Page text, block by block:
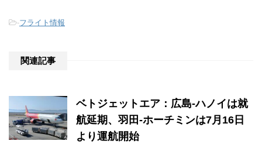
-フライト情報
関連記事
ベトジェットエア：広島-ハノイは就
航延期、羽田-ホーチミンは7月16日
より運航開始